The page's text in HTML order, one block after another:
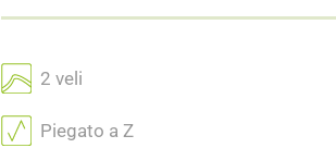
2 veli
Piegato a Z